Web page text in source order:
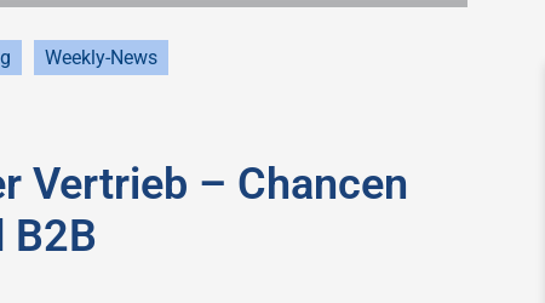
Weekly-News
Vertrieb – Chancen
B2B